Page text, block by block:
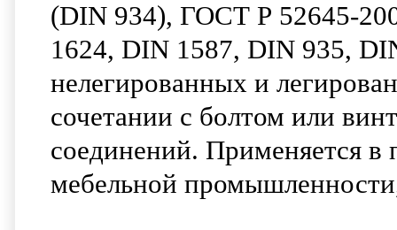
(DIN 934), ГОСТ Р 52645-
1624, DIN 1587, DIN 935,
нелегированных и
сочетании с болтом или
соединений. Применяется
мебельной